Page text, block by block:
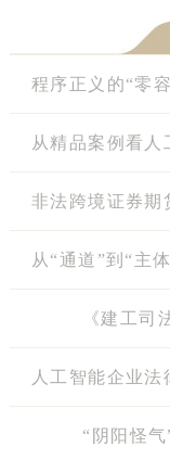
程序正义的“零
从精品案例看
非法跨境证券
从“通道”到“主
《建工司
人工智能企业
“阴阳怪